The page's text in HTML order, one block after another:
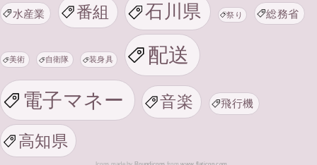
水産業 番組 石川県 祭り 総務省
美術 自衛隊 装身具 配送
電子マネー 音楽 飛行機
高知県